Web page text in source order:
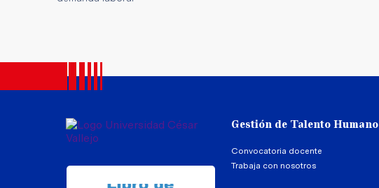
Gestión de Talento Humano
Convocatoria docente
Trabaja con nosotros